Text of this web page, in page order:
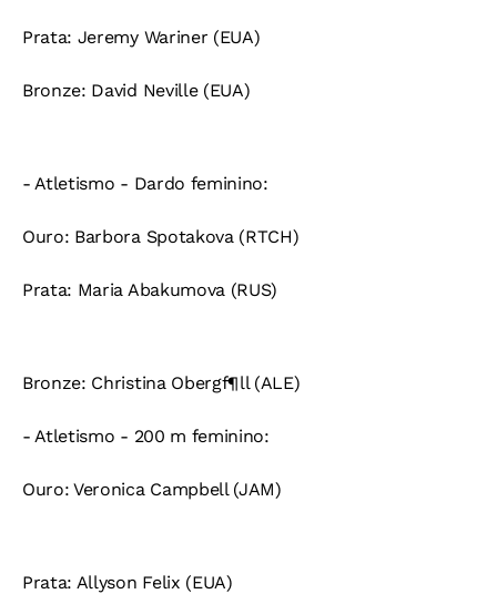
Prata: Jeremy Wariner (EUA)
Bronze: David Neville (EUA)
- Atletismo - Dardo feminino:
Ouro: Barbora Spotakova (RTCH)
Prata: Maria Abakumova (RUS)
Bronze: Christina Obergf¶ll (ALE)
- Atletismo - 200 m feminino:
Ouro: Veronica Campbell (JAM)
Prata: Allyson Felix (EUA)